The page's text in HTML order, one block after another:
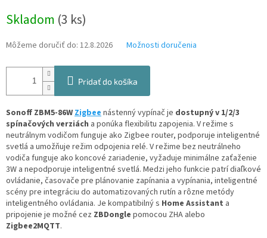
cena:
Skladom (3 ks)
Môžeme doručiť do: 12.8.2026 Možnosti doručenia
Pridať do košíka
Sonoff ZBM5-86WZigbeenástenný vypínač je dostupný v 1/2/3
spínačových verziách a ponúka flexibilitu zapojenia. V režime s
neutrálnym vodičom funguje ako Zigbee router, podporuje inteligentné
svetlá a umožňuje režim odpojenia relé. V režime bez neutrálneho
vodiča funguje ako koncové zariadenie, vyžaduje minimálne zaťaženie
3W a nepodporuje inteligentné svetlá. Medzi jeho funkcie patrí diaľkové
ovládanie, časovače pre plánovanie zapínania a vypínania, inteligentné
scény pre integráciu do automatizovaných rutín a rôzne metódy
inteligentného ovládania. Je kompatibilný s Home Assistant a
pripojenie je možné cez ZBDongle pomocou ZHA alebo
Zigbee2MQTT.